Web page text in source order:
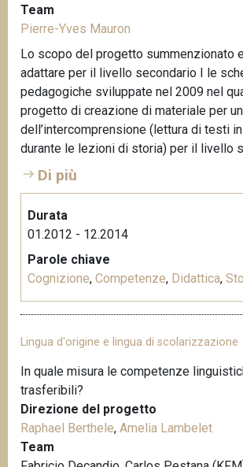
Team
Pierre-Yves Mauron
Lo scopo del progetto summenzionato
adattare per il livello secondario I le
pedagogiche sviluppate nel 2009 nel
progetto di creazione di materiale per
dell’intercomprensione (lettura di testi
durante le lezioni di storia) per il livello
Di più
Durata
01.2012 - 12.2014
Parole chiave
Cognizione, Competenze, Didattica,
Lingua d'origine e lingua di scolarizzazione
In quale misura le competenze
trasferibili?
Direzione del progetto
Raphael Berthele, Amelia Lambelet
Team